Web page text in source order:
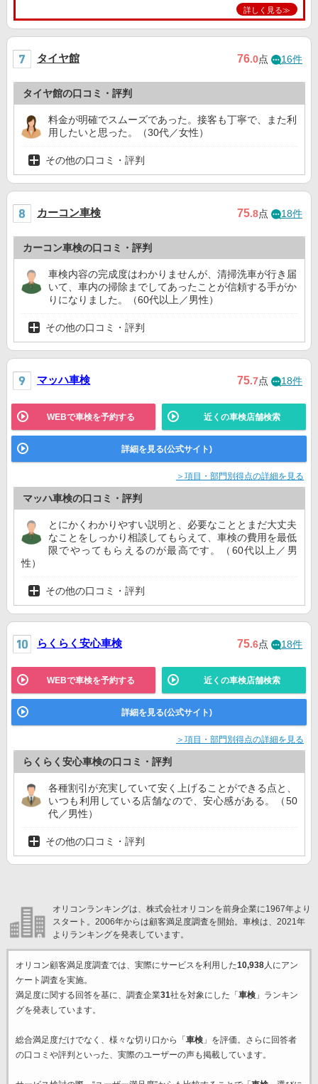
詳しく見る≫
タイヤ館 76.0点 16件
タイヤ館の口コミ・評判
料金が明確でスムーズであった。接客も丁寧で、また利
用したいと思った。（30代／女性）
その他の口コミ・評判
カーコン車検 75.8点 18件
カーコン車検の口コミ・評判
車検内容の完成度はわかりませんが、清掃洗車が行き届
いて、車内の掃除までしてあったことが信頼する手がか
りになりました。（60代以上／男性）
その他の口コミ・評判
マッハ車検 75.7点 18件
WEBで車検を予約する 近くの車検店舗検索
詳細を見る(公式サイト)
＞項目・部門別得点の詳細を見る
マッハ車検の口コミ・評判
とにかくわかりやすい説明と、必要なこととまだ大丈夫
なことをしっかり相談してもらえて、車検の費用を最低
限でやってもらえるのが最高です。（60代以上／男
性）
その他の口コミ・評判
らくらく安心車検 75.6点 18件
WEBで車検を予約する 近くの車検店舗検索
詳細を見る(公式サイト)
＞項目・部門別得点の詳細を見る
らくらく安心車検の口コミ・評判
各種割引が充実していて安く上げることができる点と、
いつも利用している店舗なので、安心感がある。（50
代／男性）
その他の口コミ・評判
オリコンランキングは、株式会社オリコンを前身企業に1967年より
スタート。2006年からは顧客満足度調査を開始。車検は、2021年
よりランキングを発表しています。
オリコン顧客満足度調査では、実際にサービスを利用した10,938人にアン
ケート調査を実施。
満足度に関する回答を基に、調査企業31社を対象にした「車検」ランキン
グを発表しています。
総合満足度だけでなく、様々な切り口から「車検」を評価。さらに回答者
の口コミや評判といった、実際のユーザーの声も掲載しています。